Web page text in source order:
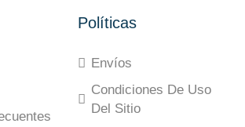
Políticas
Envíos
Condiciones De Uso
Del Sitio